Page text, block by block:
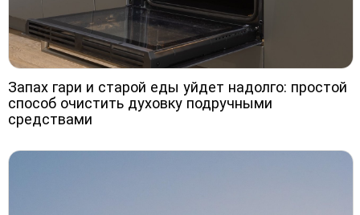
Запах гари и старой еды уйдет надолго: простой
способ очистить духовку подручными
средствами